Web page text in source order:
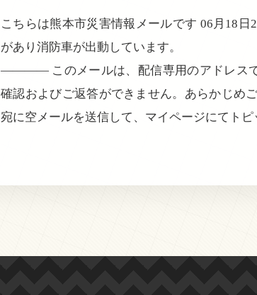
こちらは熊本市災害情報メールです 06月18
があり消防車が出動しています。
———— このメールは、配信専用のアドレスで
確認およびご返答ができません。あらかじめ
宛に空メールを送信して、マイページにてト